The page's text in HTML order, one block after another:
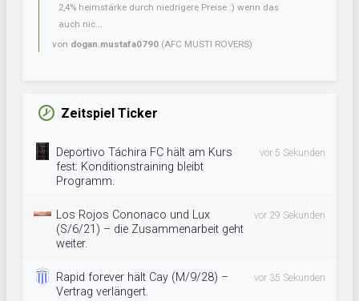
2,4% heimstärke durch niedrigere Preise :) wenn das
auch nic...
von dogan.mustafa0790 (AFC MUSTI ROVERS)
Zeitspiel Ticker
Deportivo Táchira FC hält am Kurs
fest: Konditionstraining bleibt
Programm.
vor 5 Sekunden
Los Rojos Cononaco und Lux
(S/6/21) – die Zusammenarbeit geht
weiter.
vor 29 Sekunden
Rapid forever hält Cay (M/9/28) –
Vertrag verlängert.
vor 35 Sekunden